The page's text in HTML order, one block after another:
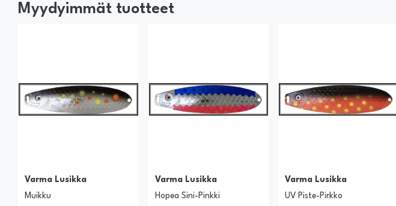
Myydyimmät tuotteet
Varma Lusikka
Muikku
Varma Lusikka
Hopea Sini-Pinkki
Varma Lusikka
UV Piste-Pirkko